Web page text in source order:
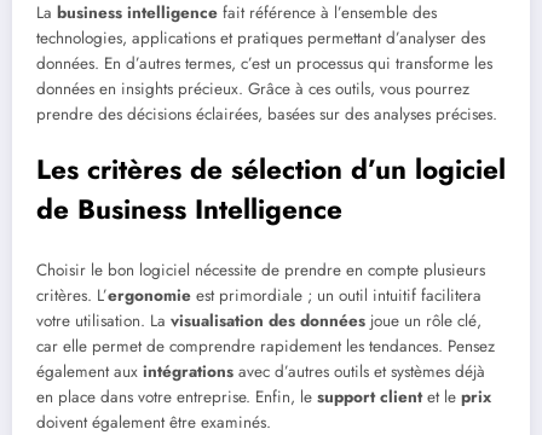
La business intelligence fait référence à l’ensemble des
technologies, applications et pratiques permettant d’analyser des
données. En d’autres termes, c’est un processus qui transforme les
données en insights précieux. Grâce à ces outils, vous pourrez
prendre des décisions éclairées, basées sur des analyses précises.
Les critères de sélection d’un logiciel
de Business Intelligence
Choisir le bon logiciel nécessite de prendre en compte plusieurs
critères. L’ergonomie est primordiale ; un outil intuitif facilitera
votre utilisation. La visualisation des données joue un rôle clé,
car elle permet de comprendre rapidement les tendances. Pensez
également aux intégrations avec d’autres outils et systèmes déjà
en place dans votre entreprise. Enfin, le support clientet le prix
doivent également être examinés.